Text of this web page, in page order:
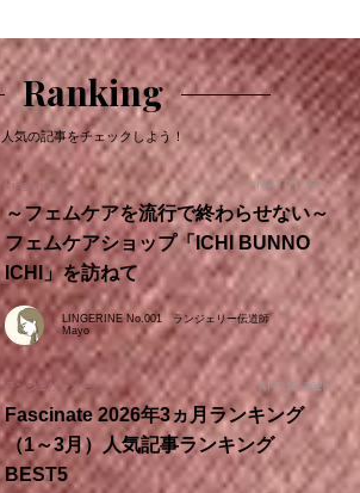
Ranking
人気の記事をチェックしよう！
Lingerine MAY 01.2026
～フェムケアを流行で終わらせない～
フェムケアショップ「ICHI BUNNO
ICHI」を訪ねて
LINGERINE No.001 ランジェリー伝道師
Mayo
ランジェリーメモ APR 10.2026
Fascinate 2026年3ヵ月ランキング
（1～3月）人気記事ランキング
BEST5